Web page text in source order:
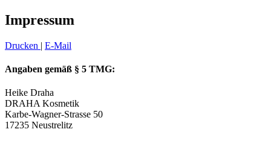
Impressum
Drucken | E-Mail
Angaben gemäß § 5 TMG:
Heike Draha
DRAHA Kosmetik
Karbe-Wagner-Strasse 50
17235 Neustrelitz